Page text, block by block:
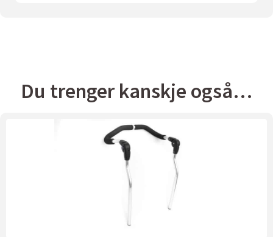
Du trenger kanskje også…